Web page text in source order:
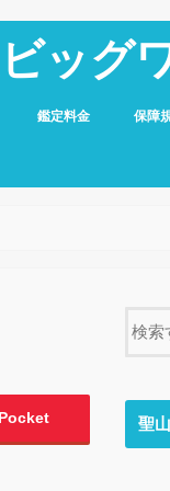
ッグ
鑑定料金 保障
Pocket 聖